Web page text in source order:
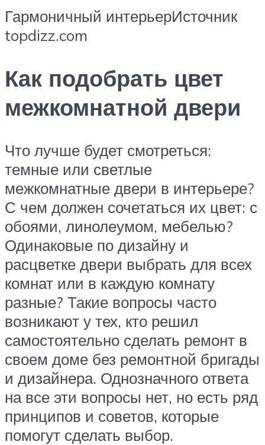
Гармоничный интерьерИсточник
topdizz.com
Как подобрать цвет
межкомнатной двери
Что лучше будет смотреться:
темные или светлые
межкомнатные двери в интерьере?
С чем должен сочетаться их цвет: с
обоями, линолеумом, мебелью?
Одинаковые по дизайну и
расцветке двери выбрать для всех
комнат или в каждую комнату
разные? Такие вопросы часто
возникают у тех, кто решил
самостоятельно сделать ремонт в
своем доме без ремонтной бригады
и дизайнера. Однозначного ответа
на все эти вопросы нет, но есть ряд
принципов и советов, которые
помогут сделать выбор.